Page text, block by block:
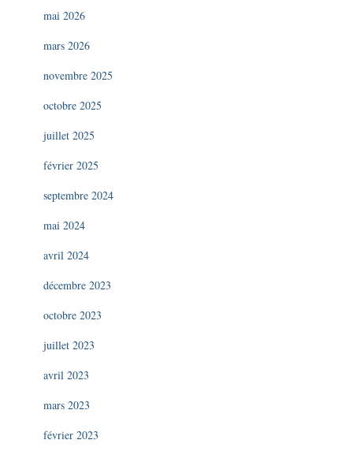
mai 2026
mars 2026
novembre 2025
octobre 2025
juillet 2025
février 2025
septembre 2024
mai 2024
avril 2024
décembre 2023
octobre 2023
juillet 2023
avril 2023
mars 2023
février 2023